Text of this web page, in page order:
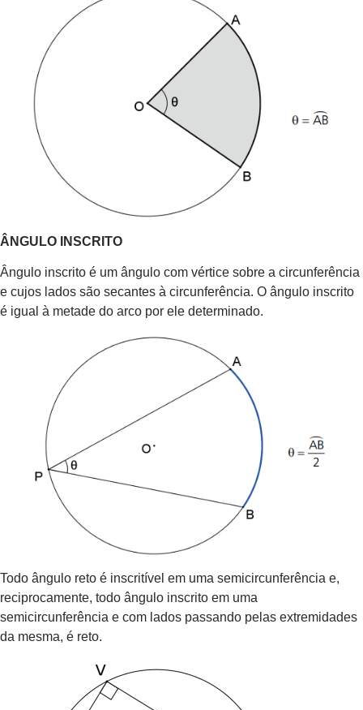
ÂNGULO INSCRITO
Ângulo inscrito é um ângulo com vértice sobre a circunferência
e cujos lados são secantes à circunferência. O ângulo inscrito
é igual à metade do arco por ele determinado.
Todo ângulo reto é inscritível em uma semicircunferência e,
reciprocamente, todo ângulo inscrito em uma
semicircunferência e com lados passando pelas extremidades
da mesma, é reto.